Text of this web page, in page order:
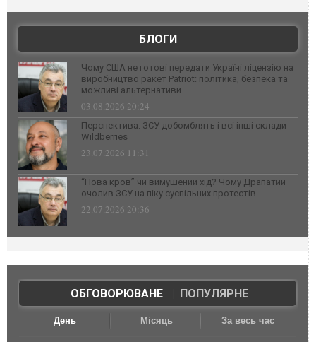
БЛОГИ
Чому США не готові передати Україні ліцензію на
виробництво ракет Patriot: політика, безпека та
можливі альтернативи
03.08.2026 20:24
Перспектива: ЗСУ добомблять і всі інші склади
Wildberries
23.07.2026 11:31
“Нова кров” чи вимушений хід? Чому Драпатий
очолив ЗСУ на піку суспільних протестів
22.07.2026 20:36
ОБГОВОРЮВАНЕ| ПОПУЛЯРНЕ
День Місяць За весь час